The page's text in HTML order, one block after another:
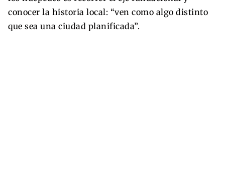
conocer la historia local: “ven como algo distinto
que sea una ciudad planificada”.